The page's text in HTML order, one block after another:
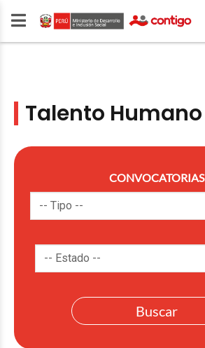
Talento Humano
CONVOCATORIAS